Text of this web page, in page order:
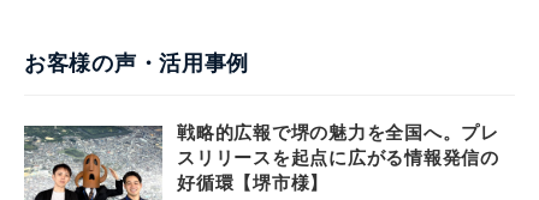
お客様の声・活用事例
戦略的広報で堺の魅力を全国へ。プレ
スリリースを起点に広がる情報発信の
好循環【堺市様】